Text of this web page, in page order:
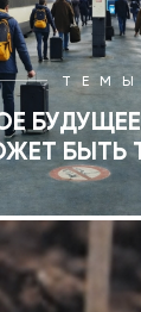
ТЕМЫ
БЫТЬ